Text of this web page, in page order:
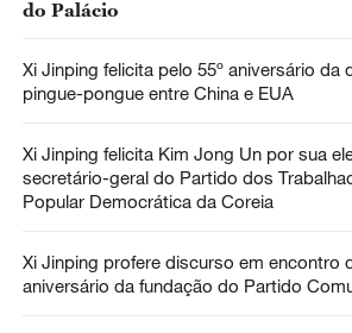
do Palácio
Xi Jinping felicita pelo 55º aniversário da
pingue-pongue entre China e EUA
Xi Jinping felicita Kim Jong Un por sua
secretário-geral do Partido dos
Popular Democrática da Coreia
Xi Jinping profere discurso em encontro
aniversário da fundação do Partido